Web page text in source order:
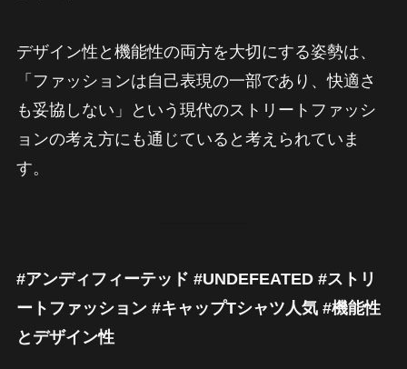
デザイン性と機能性の両方を大切にする姿勢は、
「ファッションは自己表現の一部であり、快適さ
も妥協しない」という現代のストリートファッシ
ョンの考え方にも通じていると考えられていま
す。
#アンディフィーテッド #UNDEFEATED #ストリ
ートファッション #キャップTシャツ人気 #機能性
とデザイン性